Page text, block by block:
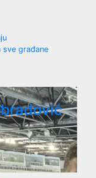
sve građane